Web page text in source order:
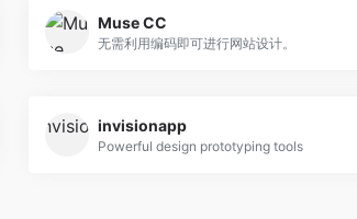
Muse CC
无需利用编码即可进行网站设计。
invisionapp
Powerful design prototyping tools